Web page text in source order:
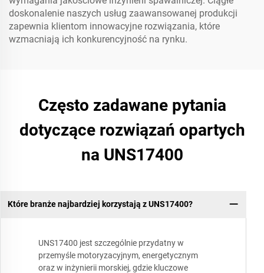
doskonalenie naszych usług zaawansowanej produkcji
zapewnia klientom innowacyjne rozwiązania, które
wzmacniają ich konkurencyjność na rynku.
Często zadawane pytania
dotyczące rozwiązań opartych
na UNS17400
Które branże najbardziej korzystają z UNS17400?
UNS17400 jest szczególnie przydatny w
przemyśle motoryzacyjnym, energetycznym
oraz w inżynierii morskiej, gdzie kluczowe